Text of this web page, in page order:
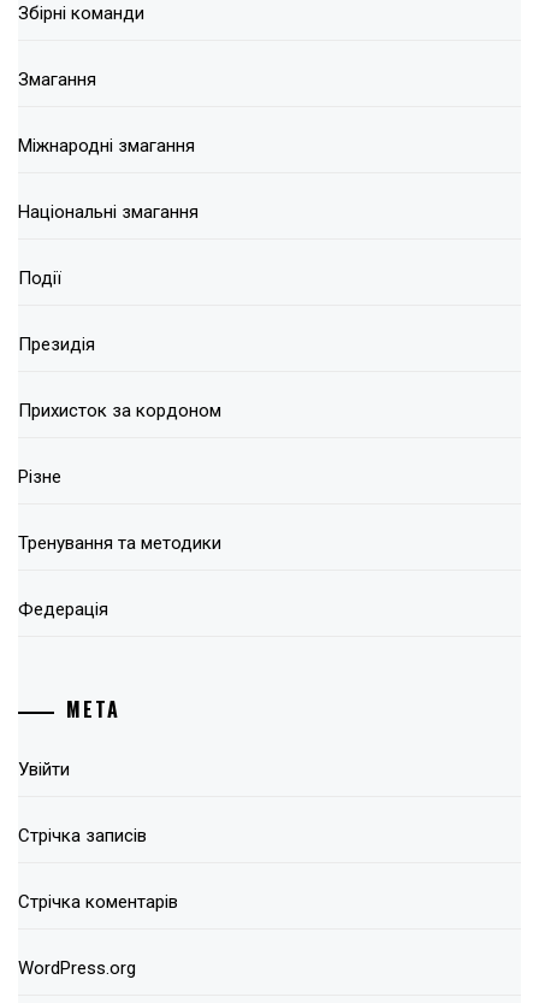
Збірні команди
Змагання
Міжнародні змагання
Національні змагання
Події
Президія
Прихисток за кордоном
Різне
Тренування та методики
Федерація
МЕТА
Увійти
Стрічка записів
Стрічка коментарів
WordPress.org